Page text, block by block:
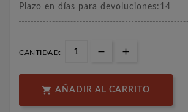
Plazo en días para devoluciones:14
CANTIDAD:
 AÑADIR AL CARRITO